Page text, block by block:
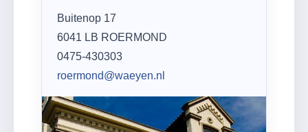
Buitenop 17
6041 LB ROERMOND
0475-430303
roermond@waeyen.nl